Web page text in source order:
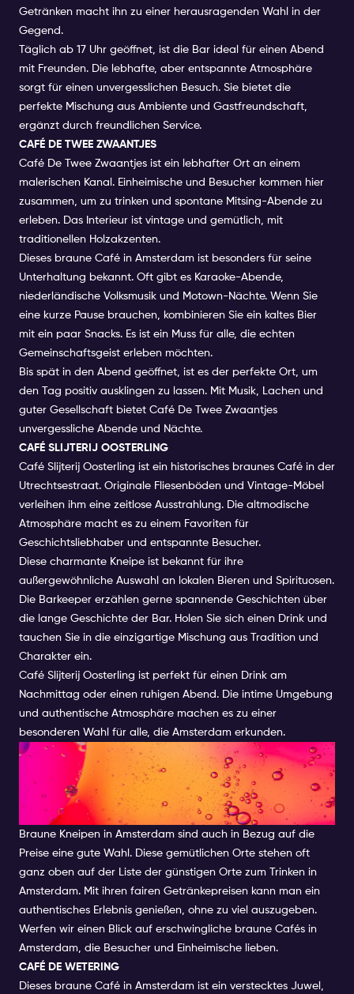
Getränken macht ihn zu einer herausragenden Wahl in der
Gegend.
Täglich ab 17 Uhr geöffnet, ist die Bar ideal für einen Abend
mit Freunden. Die lebhafte, aber entspannte Atmosphäre
sorgt für einen unvergesslichen Besuch. Sie bietet die
perfekte Mischung aus Ambiente und Gastfreundschaft,
ergänzt durch freundlichen Service.
CAFÉ DE TWEE ZWAANTJES
Café De Twee Zwaantjes ist ein lebhafter Ort an einem
malerischen Kanal. Einheimische und Besucher kommen hier
zusammen, um zu trinken und spontane Mitsing-Abende zu
erleben. Das Interieur ist vintage und gemütlich, mit
traditionellen Holzakzenten.
Dieses braune Café in Amsterdam ist besonders für seine
Unterhaltung bekannt. Oft gibt es Karaoke-Abende,
niederländische Volksmusik und Motown-Nächte. Wenn Sie
eine kurze Pause brauchen, kombinieren Sie ein kaltes Bier
mit ein paar Snacks. Es ist ein Muss für alle, die echten
Gemeinschaftsgeist erleben möchten.
Bis spät in den Abend geöffnet, ist es der perfekte Ort, um
den Tag positiv ausklingen zu lassen. Mit Musik, Lachen und
guter Gesellschaft bietet Café De Twee Zwaantjes
unvergessliche Abende und Nächte.
CAFÉ SLIJTERIJ OOSTERLING
Café Slijterij Oosterling ist ein historisches braunes Café in der
Utrechtsestraat. Originale Fliesenböden und Vintage-Möbel
verleihen ihm eine zeitlose Ausstrahlung. Die altmodische
Atmosphäre macht es zu einem Favoriten für
Geschichtsliebhaber und entspannte Besucher.
Diese charmante Kneipe ist bekannt für ihre
außergewöhnliche Auswahl an lokalen Bieren und Spirituosen.
Die Barkeeper erzählen gerne spannende Geschichten über
die lange Geschichte der Bar. Holen Sie sich einen Drink und
tauchen Sie in die einzigartige Mischung aus Tradition und
Charakter ein.
Café Slijterij Oosterling ist perfekt für einen Drink am
Nachmittag oder einen ruhigen Abend. Die intime Umgebung
und authentische Atmosphäre machen es zu einer
besonderen Wahl für alle, die Amsterdam erkunden.
BRAUNE KNEIPEN IN
AMSTERDAM: EIN BELIEBTER
TREFFPUNKT DER LOCALS
Braune Kneipen in Amsterdam sind auch in Bezug auf die
Preise eine gute Wahl. Diese gemütlichen Orte stehen oft
ganz oben auf der Liste der günstigen Orte zum Trinken in
Amsterdam. Mit ihren fairen Getränkepreisen kann man ein
authentisches Erlebnis genießen, ohne zu viel auszugeben.
Werfen wir einen Blick auf erschwingliche braune Cafés in
Amsterdam, die Besucher und Einheimische lieben.
CAFÉ DE WETERING
Dieses braune Café in Amsterdam ist ein verstecktes Juwel,